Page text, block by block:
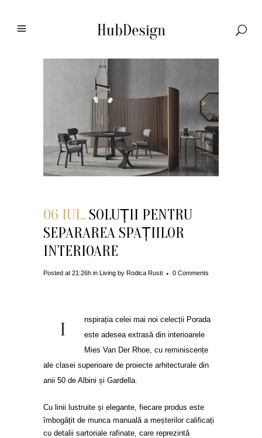
06 IUL. SOLUȚII PENTRU
SEPARAREA SPAȚIILOR
INTERIOARE
Posted at 21:26h in Living by Rodica Rusti 0 Comments
I
nspirația celei mai noi celecții Porada
este adesea extrasă din interioarele
Mies Van Der Rhoe, cu reminiscențe
ale clasei superioare de proiecte arhitecturale din
anii 50 de Albini și Gardella.
Cu linii lustruite și elegante, fiecare produs este
îmbogățit de munca manuală a meșterilor calificați
cu detalii sartoriale rafinate, care reprezintă